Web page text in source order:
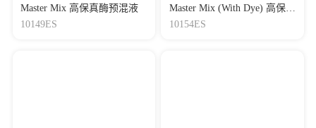
Master Mix 高保真酶预混液
10149ES
Master Mix (With Dye) 高保真
酶预混液
10154ES